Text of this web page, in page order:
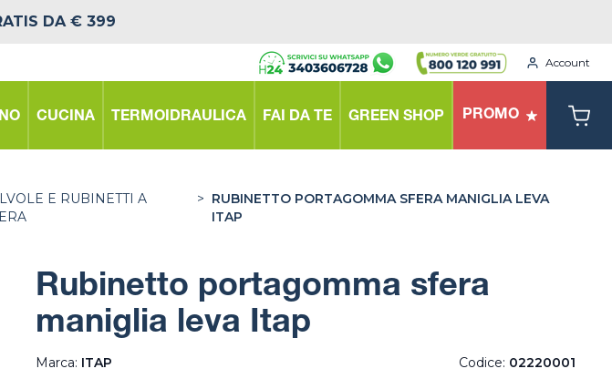
DA € 399
Account
CUCINA TERMOIDRAULICA FAI DA TE GREEN SHOP PROMO
E RUBINETTI A
> RUBINETTO PORTAGOMMA SFERA MANIGLIA LEVA
ITAP
Rubinetto portagomma sfera
maniglia leva Itap
Marca: ITAP Codice: 02220001